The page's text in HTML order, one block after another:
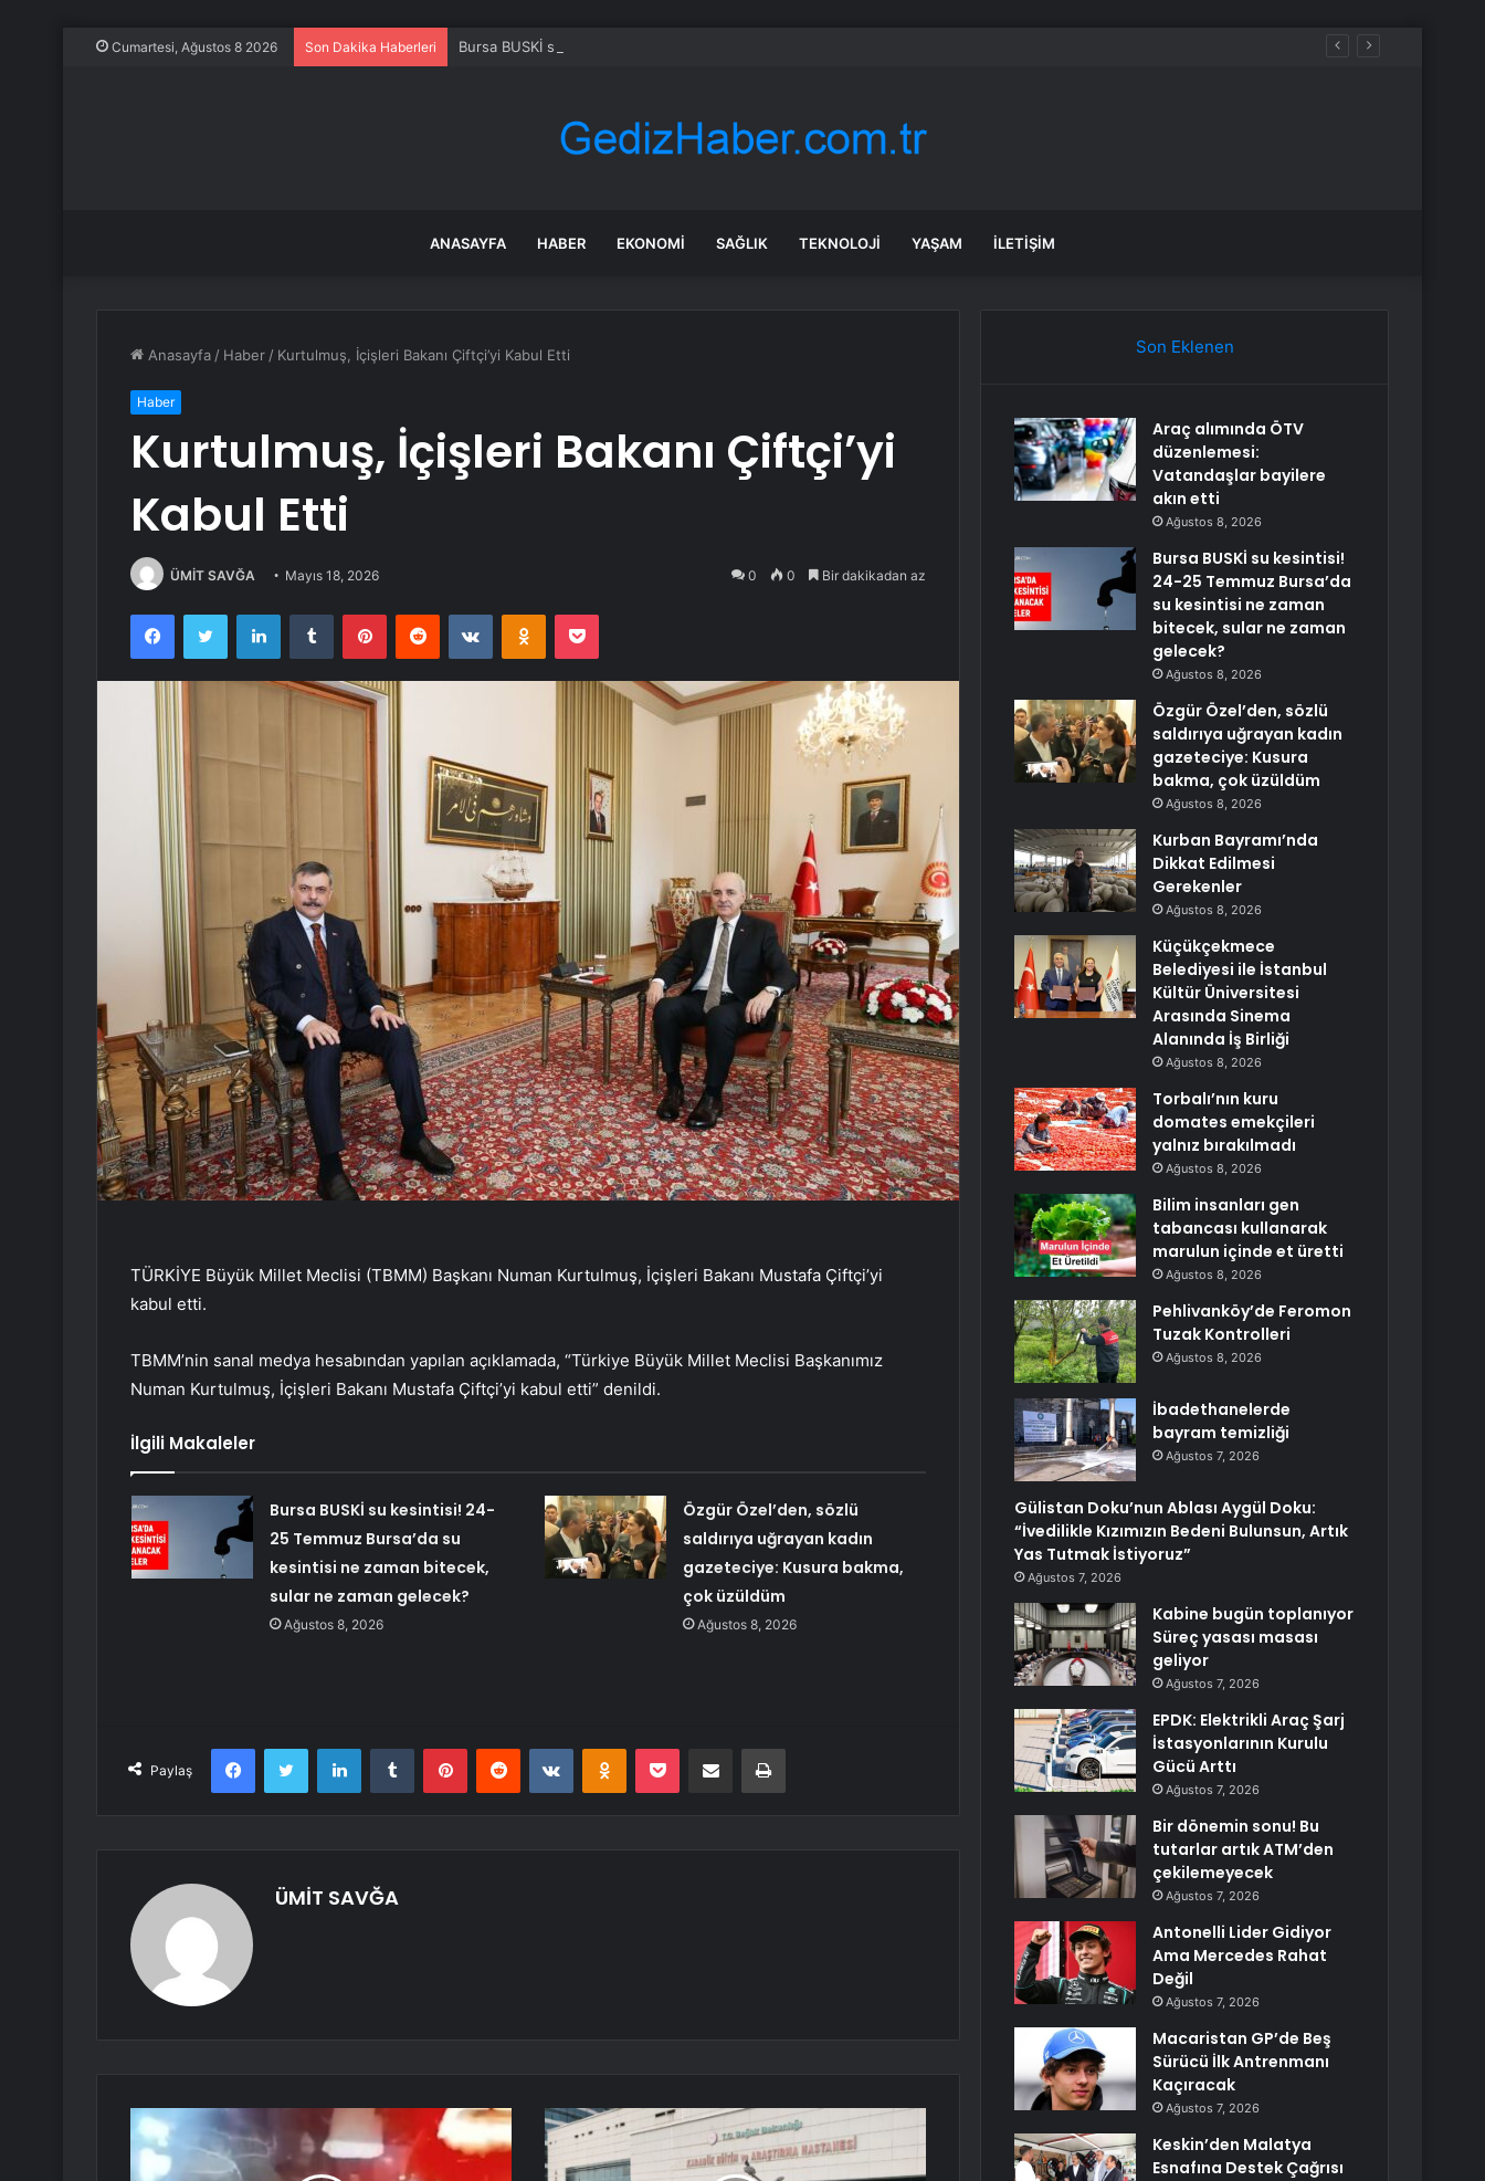
Cumartesi, Ağustos 8 2026 Son Dakika Haberleri Bursa BUSKİ su kesintisi! 24-25 Temmuz Bursa’da su kesintisi ne zaman bitecek, sular ne zaman gelecek?
ANASAYFA HABER EKONOMI SAĞLIK TEKNOLOJI YAŞAM İLETIŞIM
Anasayfa / Haber / Kurtulmuş, İçişleri Bakanı Çiftçi’yi Kabul Etti
Haber
Kurtulmuş, İçişleri Bakanı Çiftçi’yi
Kabul Etti
ÜMİT SAVĞA Mayıs 18, 2026 0 0 Bir dakikadan az
FacebookTwitter LinkedInTumblr PinterestReddit VKontakteOdnoklassniki
Pocket
TÜRKİYE Büyük Millet Meclisi (TBMM) Başkanı Numan Kurtulmuş, İçişleri Bakanı Mustafa Çiftçi’yi
kabul etti.
TBMM’nin sanal medya hesabından yapılan açıklamada, “Türkiye Büyük Millet Meclisi Başkanımız
Numan Kurtulmuş, İçişleri Bakanı Mustafa Çiftçi’yi kabul etti” denildi.
İlgili Makaleler
Bursa BUSKİ su kesintisi! 24-
25 Temmuz Bursa’da su
kesintisi ne zaman bitecek,
sular ne zaman gelecek?
Ağustos 8, 2026
Özgür Özel’den, sözlü
saldırıya uğrayan kadın
gazeteciye: Kusura bakma,
çok üzüldüm
Ağustos 8, 2026
Paylaş
FacebookTwitter LinkedInTumblr PinterestReddit VKontakteOdnoklassniki
Pocket E-Posta ile paylaş Yazdır
ÜMİT SAVĞA
Son Eklenen
Araç alımında ÖTV
düzenlemesi:
Vatandaşlar bayilere
akın etti
Ağustos 8, 2026
Bursa BUSKİ su kesintisi!
24-25 Temmuz Bursa’da
su kesintisi ne zaman
bitecek, sular ne zaman
gelecek?
Ağustos 8, 2026
Özgür Özel’den, sözlü
saldırıya uğrayan kadın
gazeteciye: Kusura
bakma, çok üzüldüm
Ağustos 8, 2026
Kurban Bayramı’nda
Dikkat Edilmesi
Gerekenler
Ağustos 8, 2026
Küçükçekmece
Belediyesi ile İstanbul
Kültür Üniversitesi
Arasında Sinema
Alanında İş Birliği
Ağustos 8, 2026
Torbalı’nın kuru
domates emekçileri
yalnız bırakılmadı
Ağustos 8, 2026
Bilim insanları gen
tabancası kullanarak
marulun içinde et üretti
Ağustos 8, 2026
Pehlivanköy’de Feromon
Tuzak Kontrolleri
Ağustos 8, 2026
İbadethanelerde
bayram temizliği
Ağustos 7, 2026
Gülistan Doku’nun Ablası Aygül Doku:
“İvedilikle Kızımızın Bedeni Bulunsun, Artık
Yas Tutmak İstiyoruz”
Ağustos 7, 2026
Kabine bugün toplanıyor
Süreç yasası masası
geliyor
Ağustos 7, 2026
EPDK: Elektrikli Araç Şarj
İstasyonlarının Kurulu
Gücü Arttı
Ağustos 7, 2026
Bir dönemin sonu! Bu
tutarlar artık ATM’den
çekilemeyecek
Ağustos 7, 2026
Antonelli Lider Gidiyor
Ama Mercedes Rahat
Değil
Ağustos 7, 2026
Macaristan GP’de Beş
Sürücü İlk Antrenmanı
Kaçıracak
Ağustos 7, 2026
Keskin’den Malatya
Esnafına Destek Çağrısı